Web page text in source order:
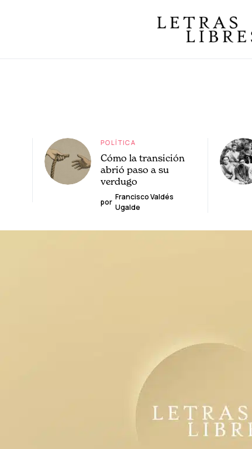
POLÍTICA
Cómo la transición
abrió paso a su
verdugo
por
Francisco Valdés
Ugalde